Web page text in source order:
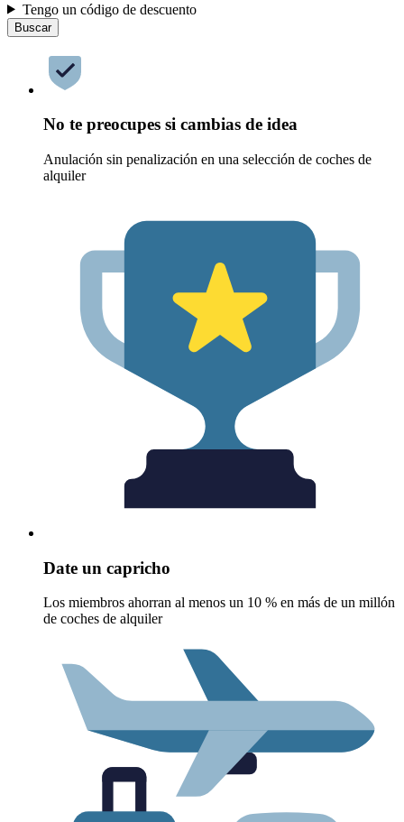
Tengo un código de descuento
Buscar
No te preocupes si cambias de idea
Anulación sin penalización en una selección de coches de
alquiler
Date un capricho
Los miembros ahorran al menos un 10 % en más de un millón
de coches de alquiler